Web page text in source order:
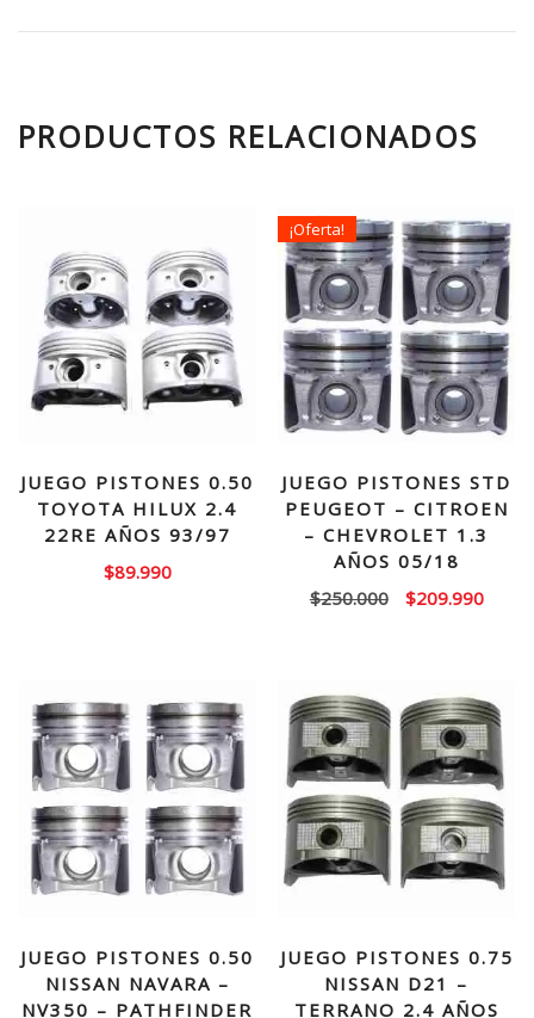
PRODUCTOS RELACIONADOS
JUEGO PISTONES 0.50
TOYOTA HILUX 2.4
22RE AÑOS 93/97
$89.990
¡Oferta!
JUEGO PISTONES STD
PEUGEOT – CITROEN
– CHEVROLET 1.3
AÑOS 05/18
$250.000
El
$250.000.
$209.990El
JUEGO PISTONES 0.50
NISSAN NAVARA –
NV350 – PATHFINDER
JUEGO PISTONES 0.75
NISSAN D21 –
TERRANO 2.4 AÑOS